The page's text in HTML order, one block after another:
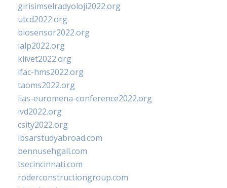
girisimselradyoloji2022.org
utcd2022.org
biosensor2022.org
ialp2022.org
klivet2022.org
ifac-hms2022.org
taoms2022.org
iias-euromena-conference2022.org
ivd2022.org
csity2022.org
ibsarstudyabroad.com
bennusehgall.com
tsecincinnati.com
roderconstructiongroup.com